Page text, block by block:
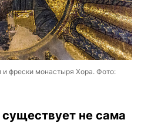
фрески монастыря Хора. Фото:
не сама